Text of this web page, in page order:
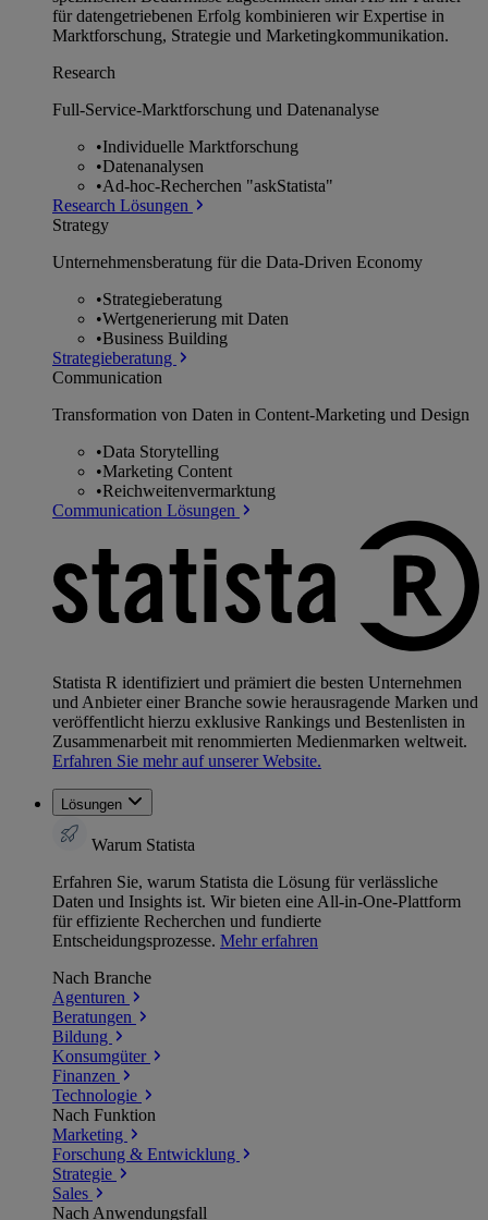
für datengetriebenen Erfolg kombinieren wir Expertise in
Marktforschung, Strategie und Marketingkommunikation.
Research
Full-Service-Marktforschung und Datenanalyse
•Individuelle Marktforschung
•Datenanalysen
•Ad-hoc-Recherchen "askStatista"
Research Lösungen
Strategy
Unternehmens­beratung für die Data-Driven Economy
•Strategieberatung
•Wertgenerierung mit Daten
•Business Building
Strategieberatung
Communication
Transformation von Daten in Content-Marketing und Design
•Data Storytelling
•Marketing Content
•Reichweitenvermarktung
Communication Lösungen
Statista R identifiziert und prämiert die besten Unternehmen
und Anbieter einer Branche sowie herausragende Marken und
veröffentlicht hierzu exklusive Rankings und Bestenlisten in
Zusammenarbeit mit renommierten Medienmarken weltweit.
Erfahren Sie mehr auf unserer Website.
Lösungen
Warum Statista
Erfahren Sie, warum Statista die Lösung für verlässliche
Daten und Insights ist. Wir bieten eine All-in-One-Plattform
für effiziente Recherchen und fundierte
Entscheidungsprozesse. Mehr erfahren
Nach Branche
Agenturen
Beratungen
Bildung
Konsumgüter
Finanzen
Technologie
Nach Funktion
Marketing
Forschung & Entwicklung
Strategie
Sales
Nach Anwendungsfall